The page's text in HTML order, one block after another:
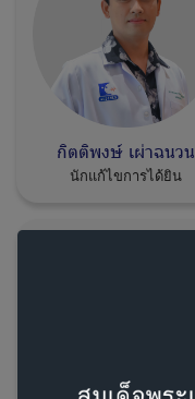
กิตติพงษ์ เผ่าฉนวน
นักแก้ไขการได้ยิน